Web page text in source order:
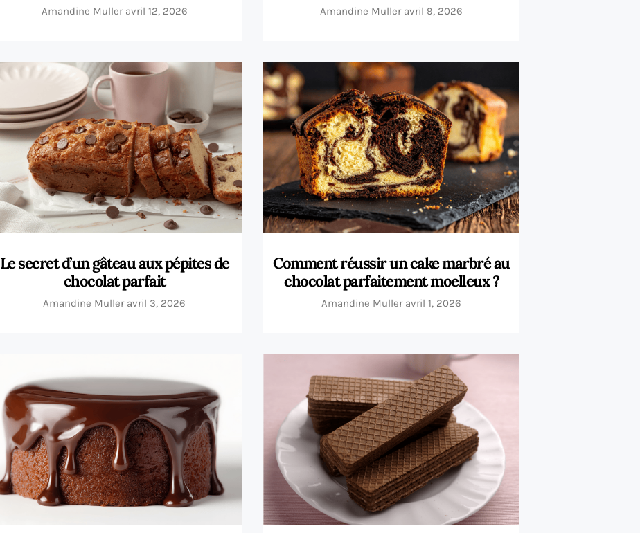
Amandine Muller avril 12, 2026 Amandine Muller avril 9, 2026
Le secret d’un gâteau aux pépites de
chocolat parfait
Amandine Muller avril 3, 2026
Comment réussir un cake marbré au
chocolat parfaitement moelleux ?
Amandine Muller avril 1, 2026